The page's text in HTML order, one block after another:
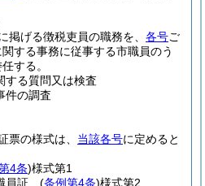
掲げる徴税吏員の職務を、 各号ご
する事務に従事する市職員のう
する。
する質問又は検査
件の調査
票の様式は、 当該各号に定めると
4条)様式第1
員証 (条例第4条)様式第2